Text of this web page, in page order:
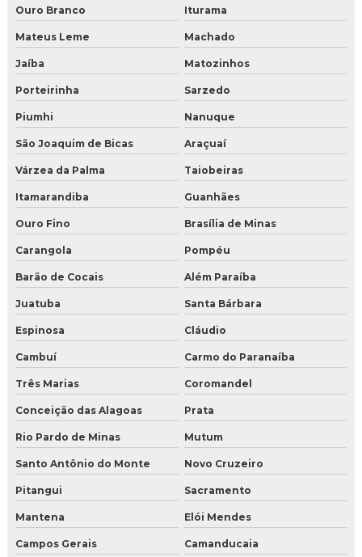
Ouro Branco Iturama
Mateus Leme Machado
Jaíba Matozinhos
Porteirinha Sarzedo
Piumhi Nanuque
São Joaquim de Bicas Araçuaí
Várzea da Palma Taiobeiras
Itamarandiba Guanhães
Ouro Fino Brasília de Minas
Carangola Pompéu
Barão de Cocais Além Paraíba
Juatuba Santa Bárbara
Espinosa Cláudio
Cambuí Carmo do Paranaíba
Três Marias Coromandel
Conceição das Alagoas Prata
Rio Pardo de Minas Mutum
Santo Antônio do Monte Novo Cruzeiro
Pitangui Sacramento
Mantena Elói Mendes
Campos Gerais Camanducaia